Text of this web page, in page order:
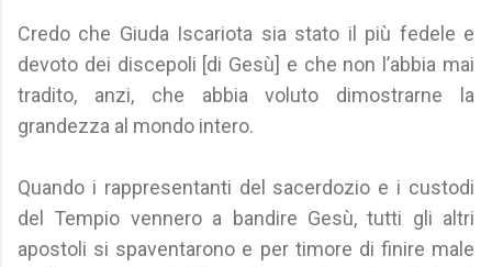
Credo che Giuda Iscariota sia stato il più fedele e
devoto dei discepoli [di Gesù] e che non l’abbia mai
tradito, anzi, che abbia voluto dimostrarne la
grandezza al mondo intero.
Quando i rappresentanti del sacerdozio e i custodi
del Tempio vennero a bandire Gesù, tutti gli altri
apostoli si spaventarono e per timore di finire male